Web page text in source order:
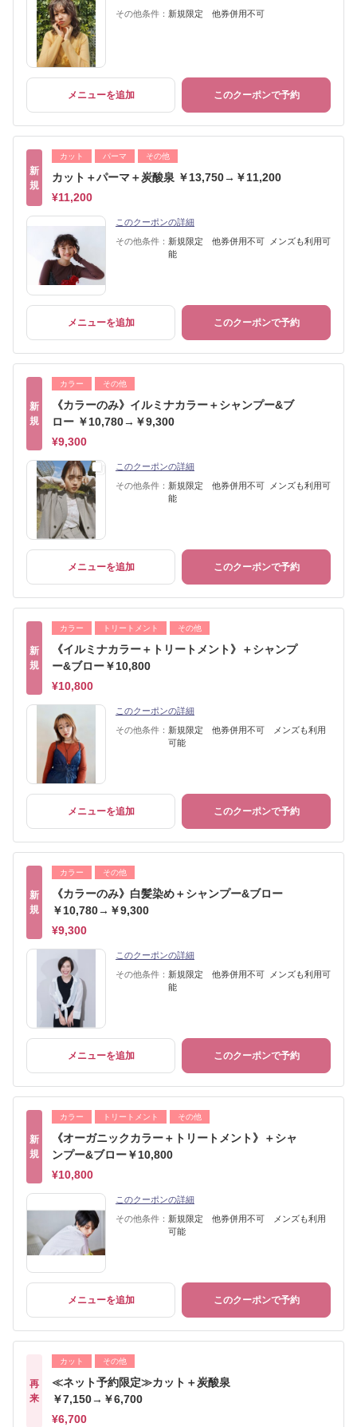
その他条件： 新規限定 他券併用不可
メニューを追加 このクーポンで予約
新
規
カット パーマ その他
カット＋パーマ＋炭酸泉 ￥13,750→￥11,200
¥11,200
このクーポンの詳細
その他条件： 新規限定 他券併用不可 メンズも利用可
能
メニューを追加 このクーポンで予約
新
規
カラー その他
《カラーのみ》イルミナカラー＋シャンプー&ブ
ロー ￥10,780→￥9,300
¥9,300
このクーポンの詳細
その他条件： 新規限定 他券併用不可 メンズも利用可
能
メニューを追加 このクーポンで予約
新
規
カラー トリートメント その他
《イルミナカラー＋トリートメント》＋シャンプ
ー&ブロー￥10,800
¥10,800
このクーポンの詳細
その他条件： 新規限定 他券併用不可 メンズも利用
可能
メニューを追加 このクーポンで予約
新
規
カラー その他
《カラーのみ》白髪染め＋シャンプー&ブロー
￥10,780→￥9,300
¥9,300
このクーポンの詳細
その他条件： 新規限定 他券併用不可 メンズも利用可
能
メニューを追加 このクーポンで予約
新
規
カラー トリートメント その他
《オーガニックカラー＋トリートメント》＋シャ
ンプー&ブロー￥10,800
¥10,800
このクーポンの詳細
その他条件： 新規限定 他券併用不可 メンズも利用
可能
メニューを追加 このクーポンで予約
再
来
カット その他
≪ネット予約限定≫カット＋炭酸泉
￥7,150→￥6,700
¥6,700